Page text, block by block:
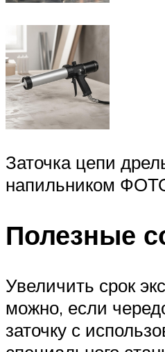
Заточка цепи
напильником
Полезные
Увеличить срок
можно, если
заточку с